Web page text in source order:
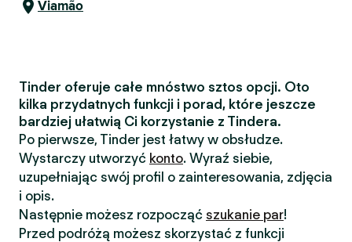
Viamão
Tinder oferuje całe mnóstwo sztos opcji. Oto
kilka przydatnych funkcji i porad, które jeszcze
bardziej ułatwią Ci korzystanie z Tindera.
Po pierwsze, Tinder jest łatwy w obsłudze.
Wystarczy utworzyć konto. Wyraź siebie,
uzupełniając swój profil o zainteresowania, zdjęcia
i opis.
Następnie możesz rozpocząć szukanie par!
Przed podróżą możesz skorzystać z funkcji